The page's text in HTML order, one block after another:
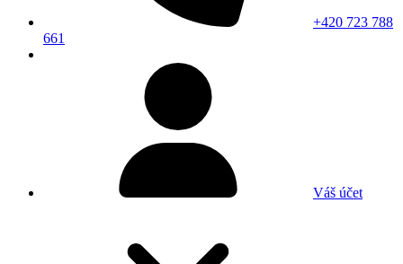
+420 723 788
661
Váš účet